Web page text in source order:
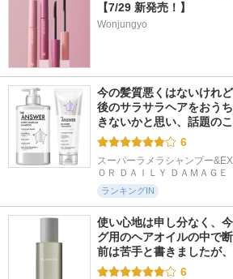
【7/29 新発売！】
Wonjungyo
今の髪質悪くはないけれ
後のサラサラヘアをおう
きないかと思い、話題の
6
スーパーラメラシャンプー
ＯＲ ＤＡＩＬＹ ＤＡＭＡＧＥ
ランキングIN
使い心地は申し分なく、
グ用のヘアオイルの中で
前は苦手と書きましたが
6